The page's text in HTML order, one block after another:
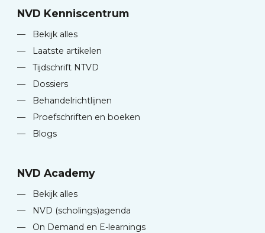
NVD Kenniscentrum
—
Bekijk alles
—
Laatste artikelen
—
Tijdschrift NTVD
—
Dossiers
—
Behandelrichtlijnen
—
Proefschriften en boeken
—
Blogs
NVD Academy
—
Bekijk alles
—
NVD (scholings)agenda
—
On Demand en E-learnings